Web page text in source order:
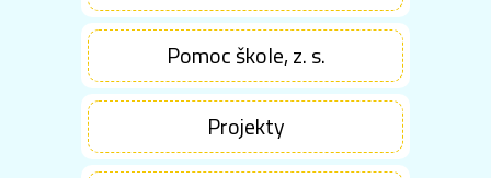
Pomoc škole, z. s.
Projekty